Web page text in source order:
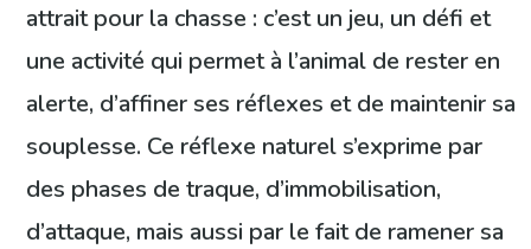
attrait pour la chasse : c’est un jeu, un défi et
une activité qui permet à l’animal de rester en
alerte, d’affiner ses réflexes et de maintenir sa
souplesse. Ce réflexe naturel s’exprime par
des phases de traque, d’immobilisation,
d’attaque, mais aussi par le fait de ramener sa